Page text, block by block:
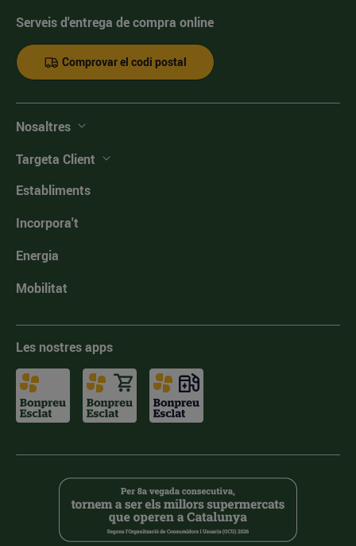
Serveis d'entrega de compra online
Comprovar el codi postal
Nosaltres
Targeta Client
Establiments
Incorpora't
Energia
Mobilitat
Les nostres apps